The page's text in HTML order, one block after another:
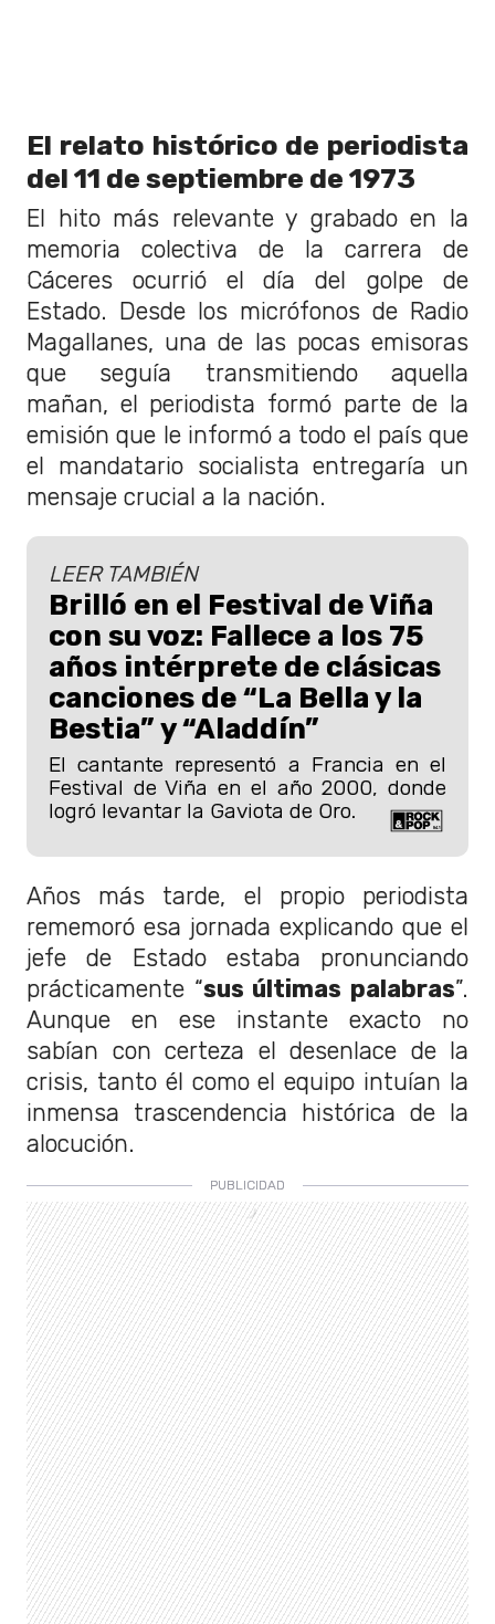
El relato histórico de periodista
del 11 de septiembre de 1973
El hito más relevante y grabado en la
memoria colectiva de la carrera de
Cáceres ocurrió el día del golpe de
Estado. Desde los micrófonos de Radio
Magallanes, una de las pocas emisoras
que seguía transmitiendo aquella
mañan, el periodista formó parte de la
emisión que le informó a todo el país que
el mandatario socialista entregaría un
mensaje crucial a la nación.
LEER TAMBIÉN
Brilló en el Festival de Viña
con su voz: Fallece a los 75
años intérprete de clásicas
canciones de “La Bella y la
Bestia” y “Aladdín”
El cantante representó a Francia en el
Festival de Viña en el año 2000, donde
logró levantar la Gaviota de Oro.
Años más tarde, el propio periodista
rememoró esa jornada explicando que el
jefe de Estado estaba pronunciando
prácticamente “sus últimas palabras”.
Aunque en ese instante exacto no
sabían con certeza el desenlace de la
crisis, tanto él como el equipo intuían la
inmensa trascendencia histórica de la
alocución.